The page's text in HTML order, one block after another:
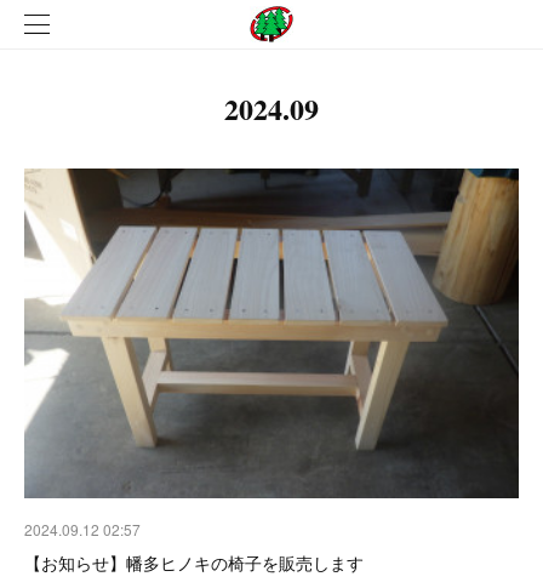
2024.09
2024.09.12 02:57
【お知らせ】幡多ヒノキの椅子を販売します